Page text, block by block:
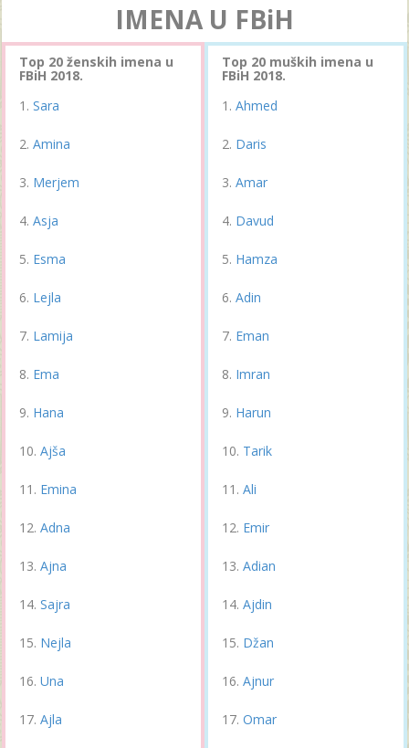
IMENA U FBiH
Top 20 ženskih imena u
FBiH 2018.
Sara
Amina
Merjem
Asja
Esma
Lejla
Lamija
Ema
Hana
Ajša
Emina
Adna
Ajna
Sajra
Nejla
Una
Ajla
Top 20 muških imena u
FBiH 2018.
Ahmed
Daris
Amar
Davud
Hamza
Adin
Eman
Imran
Harun
Tarik
Ali
Emir
Adian
Ajdin
Džan
Ajnur
Omar